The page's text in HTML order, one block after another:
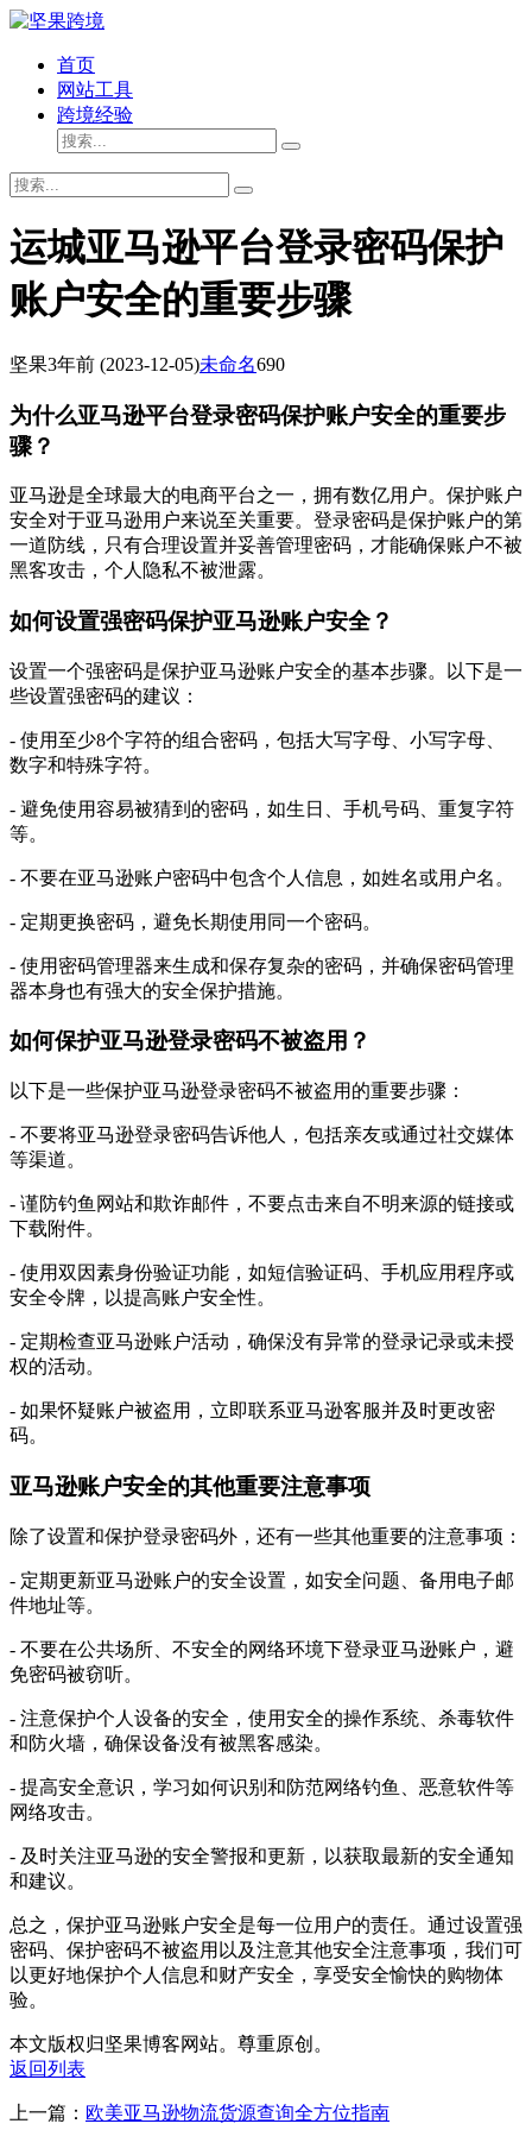
首页
网站工具
跨境经验
运城亚马逊平台登录密码保护
账户安全的重要步骤
坚果3年前 (2023-12-05)未命名690
为什么亚马逊平台登录密码保护账户安全的重要步
骤？
亚马逊是全球最大的电商平台之一，拥有数亿用户。保护账户
安全对于亚马逊用户来说至关重要。登录密码是保护账户的第
一道防线，只有合理设置并妥善管理密码，才能确保账户不被
黑客攻击，个人隐私不被泄露。
如何设置强密码保护亚马逊账户安全？
设置一个强密码是保护亚马逊账户安全的基本步骤。以下是一
些设置强密码的建议：
- 使用至少8个字符的组合密码，包括大写字母、小写字母、
数字和特殊字符。
- 避免使用容易被猜到的密码，如生日、手机号码、重复字符
等。
- 不要在亚马逊账户密码中包含个人信息，如姓名或用户名。
- 定期更换密码，避免长期使用同一个密码。
- 使用密码管理器来生成和保存复杂的密码，并确保密码管理
器本身也有强大的安全保护措施。
如何保护亚马逊登录密码不被盗用？
以下是一些保护亚马逊登录密码不被盗用的重要步骤：
- 不要将亚马逊登录密码告诉他人，包括亲友或通过社交媒体
等渠道。
- 谨防钓鱼网站和欺诈邮件，不要点击来自不明来源的链接或
下载附件。
- 使用双因素身份验证功能，如短信验证码、手机应用程序或
安全令牌，以提高账户安全性。
- 定期检查亚马逊账户活动，确保没有异常的登录记录或未授
权的活动。
- 如果怀疑账户被盗用，立即联系亚马逊客服并及时更改密
码。
亚马逊账户安全的其他重要注意事项
除了设置和保护登录密码外，还有一些其他重要的注意事项：
- 定期更新亚马逊账户的安全设置，如安全问题、备用电子邮
件地址等。
- 不要在公共场所、不安全的网络环境下登录亚马逊账户，避
免密码被窃听。
- 注意保护个人设备的安全，使用安全的操作系统、杀毒软件
和防火墙，确保设备没有被黑客感染。
- 提高安全意识，学习如何识别和防范网络钓鱼、恶意软件等
网络攻击。
- 及时关注亚马逊的安全警报和更新，以获取最新的安全通知
和建议。
总之，保护亚马逊账户安全是每一位用户的责任。通过设置强
密码、保护密码不被盗用以及注意其他安全注意事项，我们可
以更好地保护个人信息和财产安全，享受安全愉快的购物体
验。
本文版权归坚果博客网站。尊重原创。
返回列表
上一篇： 欧美亚马逊物流货源查询全方位指南